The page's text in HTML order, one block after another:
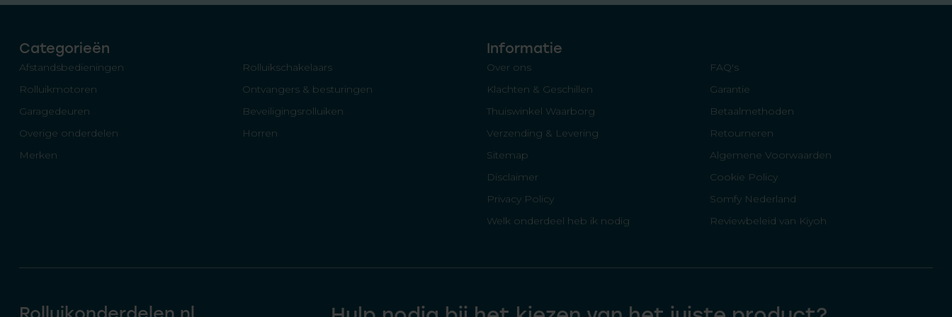
Categorieën
Afstandsbedieningen
Rolluikschakelaars
Rolluikmotoren
Ontvangers & besturingen
Garagedeuren
Beveiligingsrolluiken
Overige onderdelen
Horren
Merken
Informatie
Over ons
FAQ's
Klachten & Geschillen
Garantie
Thuiswinkel Waarborg
Betaalmethoden
Verzending & Levering
Retourneren
Sitemap
Algemene Voorwaarden
Disclaimer
Cookie Policy
Privacy Policy
Somfy Nederland
Welk onderdeel heb ik nodig
Reviewbeleid van Kiyoh